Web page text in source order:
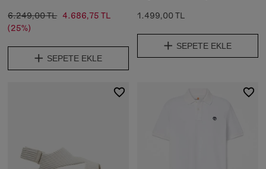
6.249,00 TL 4.686,75 TL
(25%)
SEPETE EKLE
1.499,00 TL
SEPETE EKLE